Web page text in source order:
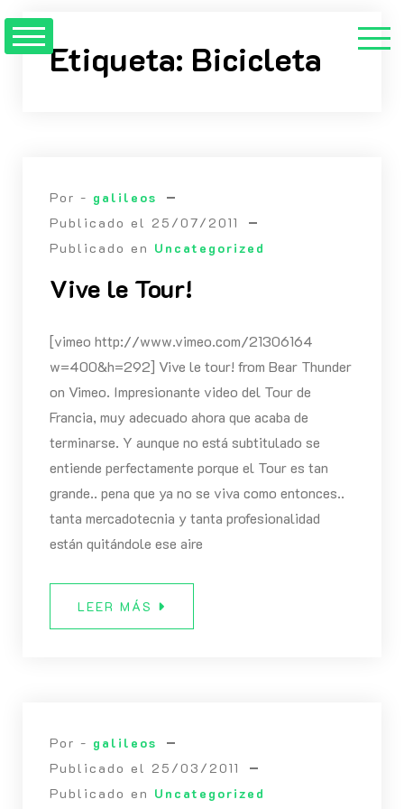
contenidoEtiqueta: Bicicleta
Por - galileos
Publicado el 25/07/2011
Publicado en Uncategorized
Vive le Tour!
[vimeo http://www.vimeo.com/21306164
w=400&h=292] Vive le tour! from Bear Thunder
on Vimeo. Impresionante video del Tour de
Francia, muy adecuado ahora que acaba de
terminarse. Y aunque no está subtitulado se
entiende perfectamente porque el Tour es tan
grande.. pena que ya no se viva como entonces..
tanta mercadotecnia y tanta profesionalidad
están quitándole ese aire
LEER MÁS
Por - galileos
Publicado el 25/03/2011
Publicado en Uncategorized